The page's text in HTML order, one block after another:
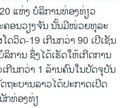
ແຫ່ງ ​ບໍ​ລິ​ການ​ທ່ອງ​ທ່ຽວ
ຄອນ​ວຽງ​ຈັນ ນັ້​ນ​ມີ​ໜ່ວຍ​ທຸ​ລະ​
ວິດ-19 ​ເກີນກວ່າ 90 ເປີ​ເຊັນ
ານ ຊຶ່ງ​ໄດ້ເຮັດ​ໃຫ້ເກີ​ດການ​
ກີນກວ່າ 1 ລ້ານ​ຄົນ​ໃນ​ປັດ​ຈຸ​ບັນ
ຖະ​ບານ​ລາວ​ໄດ້​ປະ​ກາດ​ເປີດ​
ກ​ທ່ອງ​ທ່ຽ